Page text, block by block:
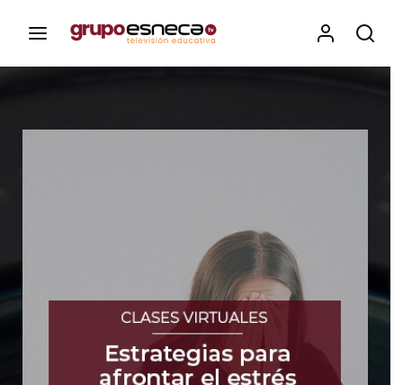
Esneca TV
Iniciar Sesión
Para iniciar sesión debes introducir el
Dirección de correo electrónico
Contraseña